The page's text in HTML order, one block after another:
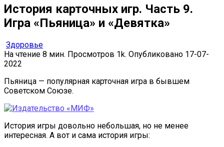
История карточных игр. Часть 9.
Игра «Пьяница» и «Девятка»
Здоровье
На чтение 8 мин. Просмотров 1k. Опубликовано 17-07-
2022
Пьяница — популярная карточная игра в бывшем
Советском Союзе.
История игры довольно небольшая, но не менее
интересная. А вот и сама история игры: